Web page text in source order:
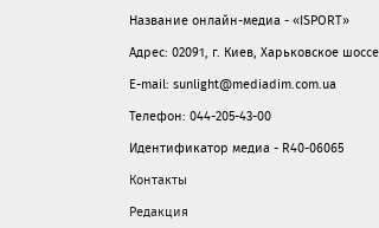
Название онлайн-медиа - «ISPORT»
Адрес: 02091, г. Киев, Харьковское
E-mail: sunlight@mediadim.com.ua
Телефон: 044-205-43-00
Идентификатор медиа - R40-06065
Контакты
Редакция